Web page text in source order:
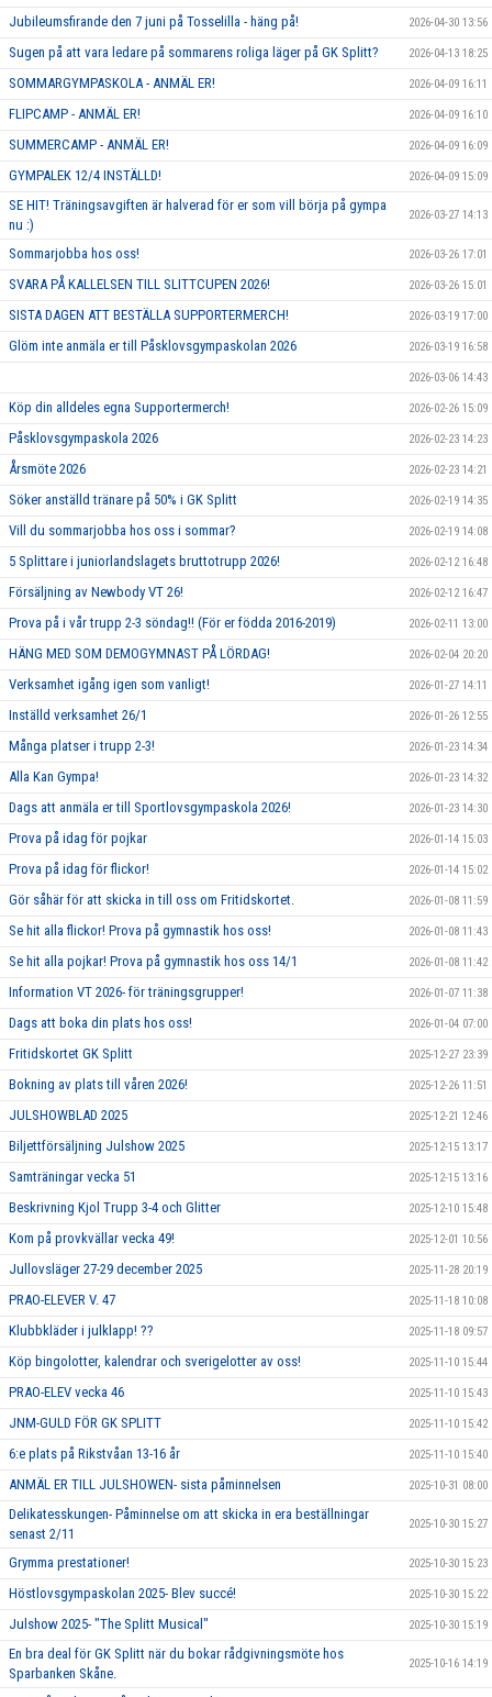
Jubileumsfirande den 7 juni på Tosselilla - häng på! 2026-04-30 13:56
Sugen på att vara ledare på sommarens roliga läger på GK Splitt? 2026-04-13 18:25
SOMMARGYMPASKOLA - ANMÄL ER! 2026-04-09 16:11
FLIPCAMP - ANMÄL ER! 2026-04-09 16:10
SUMMERCAMP - ANMÄL ER! 2026-04-09 16:09
GYMPALEK 12/4 INSTÄLLD! 2026-04-09 15:09
SE HIT! Träningsavgiften är halverad för er som vill börja på gympa
nu :)
2026-03-27 14:13
Sommarjobba hos oss! 2026-03-26 17:01
SVARA PÅ KALLELSEN TILL SLITTCUPEN 2026! 2026-03-26 15:01
SISTA DAGEN ATT BESTÄLLA SUPPORTERMERCH! 2026-03-19 17:00
Glöm inte anmäla er till Påsklovsgympaskolan 2026 2026-03-19 16:58
2026-03-06 14:43
Köp din alldeles egna Supportermerch! 2026-02-26 15:09
Påsklovsgympaskola 2026 2026-02-23 14:23
Årsmöte 2026 2026-02-23 14:21
Söker anställd tränare på 50% i GK Splitt 2026-02-19 14:35
Vill du sommarjobba hos oss i sommar? 2026-02-19 14:08
5 Splittare i juniorlandslagets bruttotrupp 2026! 2026-02-12 16:48
Försäljning av Newbody VT 26! 2026-02-12 16:47
Prova på i vår trupp 2-3 söndag!! (För er födda 2016-2019) 2026-02-11 13:00
HÄNG MED SOM DEMOGYMNAST PÅ LÖRDAG! 2026-02-04 20:20
Verksamhet igång igen som vanligt! 2026-01-27 14:11
Inställd verksamhet 26/1 2026-01-26 12:55
Många platser i trupp 2-3! 2026-01-23 14:34
Alla Kan Gympa! 2026-01-23 14:32
Dags att anmäla er till Sportlovsgympaskola 2026! 2026-01-23 14:30
Prova på idag för pojkar 2026-01-14 15:03
Prova på idag för flickor! 2026-01-14 15:02
Gör såhär för att skicka in till oss om Fritidskortet. 2026-01-08 11:59
Se hit alla flickor! Prova på gymnastik hos oss! 2026-01-08 11:43
Se hit alla pojkar! Prova på gymnastik hos oss 14/1 2026-01-08 11:42
Information VT 2026- för träningsgrupper! 2026-01-07 11:38
Dags att boka din plats hos oss! 2026-01-04 07:00
Fritidskortet GK Splitt 2025-12-27 23:39
Bokning av plats till våren 2026! 2025-12-26 11:51
JULSHOWBLAD 2025 2025-12-21 12:46
Biljettförsäljning Julshow 2025 2025-12-15 13:17
Samträningar vecka 51 2025-12-15 13:16
Beskrivning Kjol Trupp 3-4 och Glitter 2025-12-10 15:48
Kom på provkvällar vecka 49! 2025-12-01 10:56
Jullovsläger 27-29 december 2025 2025-11-28 20:19
PRAO-ELEVER V. 47 2025-11-18 10:08
Klubbkläder i julklapp! ?? 2025-11-18 09:57
Köp bingolotter, kalendrar och sverigelotter av oss! 2025-11-10 15:44
PRAO-ELEV vecka 46 2025-11-10 15:43
JNM-GULD FÖR GK SPLITT 2025-11-10 15:42
6:e plats på Rikstvåan 13-16 år 2025-11-10 15:40
ANMÄL ER TILL JULSHOWEN- sista påminnelsen 2025-10-31 08:00
Delikatesskungen- Påminnelse om att skicka in era beställningar
senast 2/11
2025-10-30 15:27
Grymma prestationer! 2025-10-30 15:23
Höstlovsgympaskolan 2025- Blev succé! 2025-10-30 15:22
Julshow 2025- "The Splitt Musical" 2025-10-30 15:19
En bra deal för GK Splitt när du bokar rådgivningsmöte hos
Sparbanken Skåne.
2025-10-16 14:19